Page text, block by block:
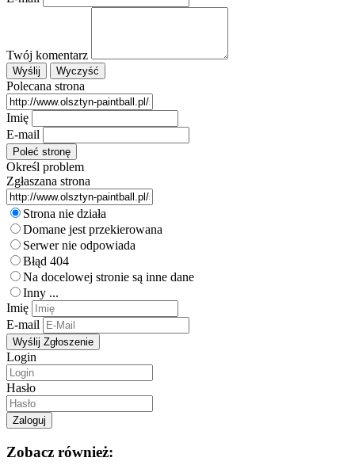
Twój komentarz
Polecana strona
Imię
E-mail
Określ problem
Zgłaszana strona
Strona nie działa
Domane jest przekierowana
Serwer nie odpowiada
Błąd 404
Na docelowej stronie są inne dane
Inny ...
Imię
E-mail
Login
Hasło
Zobacz również: